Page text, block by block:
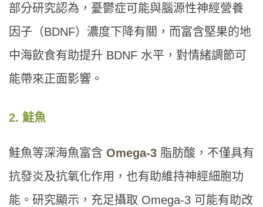
部分研究認為，憂鬱症可能與腦源性神經營養
因子（BDNF）濃度下降有關，而富含堅果的地
中海飲食有助提升 BDNF 水平，對情緒調節可
能帶來正面影響。
2. 鮭魚
鮭魚等深海魚富含 Omega-3 脂肪酸，不僅具有
抗發炎及抗氧化作用，也有助維持神經細胞功
能。研究顯示，充足攝取 Omega-3 可能有助改